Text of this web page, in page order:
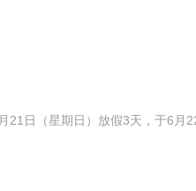
日（星期日）放假3天，于6月